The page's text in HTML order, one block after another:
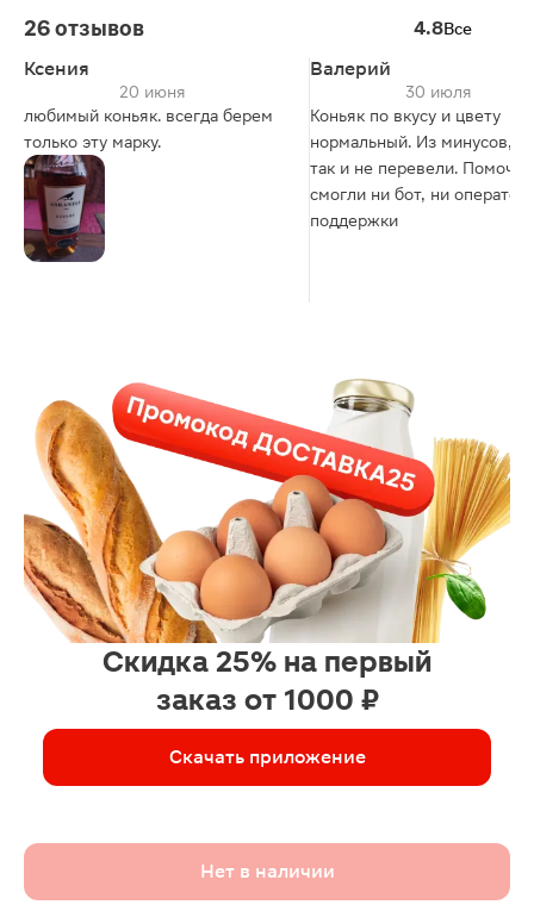
26 отзывов 4.8Все
Ксения
20 июня
любимый коньяк. всегда берем
только эту марку.
Валерий
30 июля
Коньяк по вкусу и цвету
нормальный. Из минусов,
так и не перевели. Помочь
смогли ни бот, ни
поддержки
Скидка 25% на первый
заказ от 1000 ₽
Скачать приложение
Нет в наличии